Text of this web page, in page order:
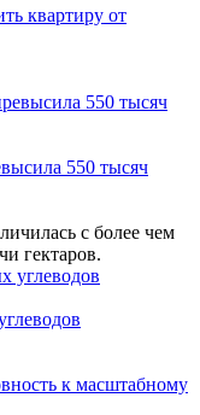
квартиру от
550 тысяч
с более чем
гектаров.